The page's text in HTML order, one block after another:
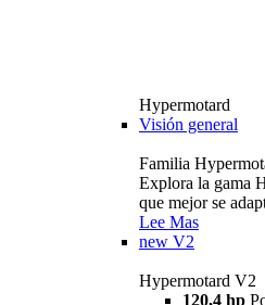
Hypermotard
Visión general
Familia
Explora la gama
que mejor se
Lee Mas
new V2
Hypermotard V2
120,4 hp